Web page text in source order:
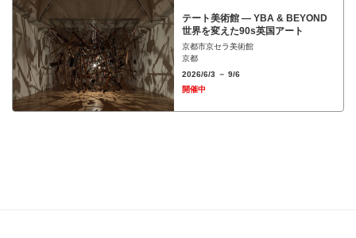
テート美術館 ― YBA & BEYOND
世界を変えた90s英国アート
京都市京セラ美術館
京都
2026/6/3 － 9/6
開催中